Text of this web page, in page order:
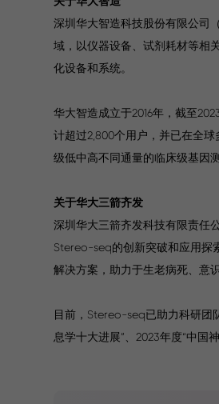
深圳华大智造科技股份有限公司
域，以仪器设备、试剂耗材等相
化设备和系统。
华大智造成立于2016年，截至
计超过2,800个用户，并已在全
级低中高不同通量的临床级基因
关于华大三箭齐发
深圳华大三箭齐发科技有限责任
Stereo-seq的创新突破和应用探
解决方案，助力于生老病死、意
目前，Stereo-seq已助力科研团
息学十大进展”、2023年度“中国